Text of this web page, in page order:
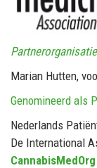
Marian Hutten,
Genomineerd als
Nederlands
De International
CannabisMedOrg